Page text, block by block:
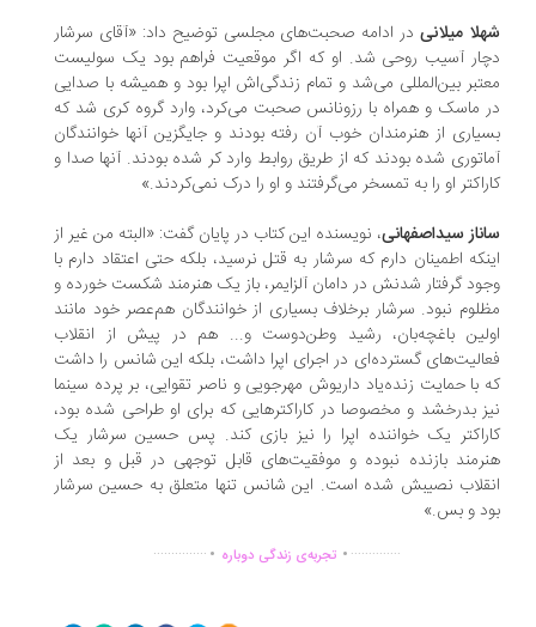
میلانی در ادامه صحبت‌های مجلسی توضیح داد: «آقای سرشار
آسیب روحی شد. او که اگر موقعیت فراهم بود یک سولیست
بین‌المللی می‌شد و تمام زندگی‌اش اپرا بود و همیشه با صدایی
ماسک و همراه با رزونانس صحبت می‌کرد، وارد گروه کری شد که
از هنرمندان خوب آن رفته بودند و جایگزین آنها خوانندگان
شده بودند که از طریق روابط وارد کر شده بودند. آنها صدا و
او را به تمسخر می‌گرفتند و او را درک نمی‌کردند.»
سیداصفهانی، نویسنده این کتاب در پایان گفت: «البته من غیر از
اطمینان دارم که سرشار به قتل نرسید، بلکه حتی اعتقاد دارم با
گرفتار شدنش در دامان آلزایمر، باز یک هنرمند شکست خورده و
نبود. سرشار برخلاف بسیاری از خوانندگان هم‌عصر خود مانند
باغچه‌بان، رشید وطن‌دوست و... هم در پیش از انقلاب
گسترده‌ای در اجرای اپرا داشت، بلکه این شانس را داشت
با حمایت زنده‌یاد داریوش مهرجویی و ناصر تقوایی، بر پرده سینما
بدرخشد و مخصوصا در کاراکترهایی که برای او طراحی شده بود،
یک خواننده اپرا را نیز بازی کند. پس حسین سرشار یک
بازنده نبوده و موفقیت‌های قابل توجهی در قبل و بعد از
نصیبش شده است. این شانس تنها متعلق به حسین سرشار
و بس.»
............... .تجربه‌ی زندگی دوباره ...............